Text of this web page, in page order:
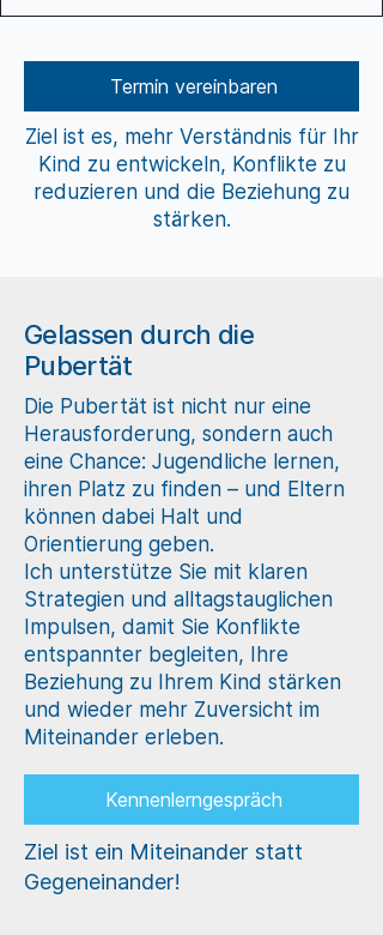
Termin vereinbaren
Ziel ist es, mehr Verständnis für Ihr
Kind zu entwickeln, Konflikte zu
reduzieren und die Beziehung zu
stärken.
Gelassen durch die
Pubertät
Die Pubertät ist nicht nur eine
Herausforderung, sondern auch
eine Chance: Jugendliche lernen,
ihren Platz zu finden – und Eltern
können dabei Halt und
Orientierung geben.
Ich unterstütze Sie mit klaren
Strategien und alltagstauglichen
Impulsen, damit Sie Konflikte
entspannter begleiten, Ihre
Beziehung zu Ihrem Kind stärken
und wieder mehr Zuversicht im
Miteinander erleben.
Kennenlerngespräch
Ziel ist ein Miteinander statt
Gegeneinander!